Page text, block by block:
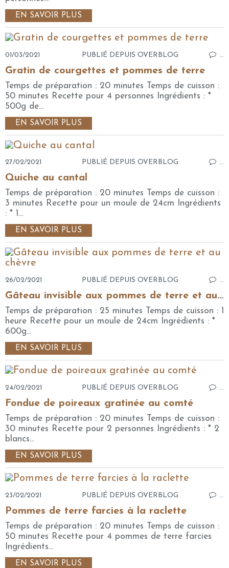
EN SAVOIR PLUS
01/03/2021 PUBLIÉ DEPUIS OVERBLOG …
Gratin de courgettes et pommes de terre
Temps de préparation : 20 minutes Temps de cuisson :
50 minutes Recette pour 4 personnes Ingrédients : *
500g de...
EN SAVOIR PLUS
27/02/2021 PUBLIÉ DEPUIS OVERBLOG …
Quiche au cantal
Temps de préparation : 20 minutes Temps de cuisson :
3 minutes Recette pour un moule de 24cm Ingrédients
: * 1...
EN SAVOIR PLUS
26/02/2021 PUBLIÉ DEPUIS OVERBLOG …
Gâteau invisible aux pommes de terre et au chèvre
Temps de préparation : 25 minutes Temps de cuisson : 1
heure Recette pour un moule de 24cm Ingrédients : *
600g...
EN SAVOIR PLUS
24/02/2021 PUBLIÉ DEPUIS OVERBLOG …
Fondue de poireaux gratinée au comté
Temps de préparation : 20 minutes Temps de cuisson :
30 minutes Recette pour 2 personnes Ingrédients : * 2
blancs...
EN SAVOIR PLUS
23/02/2021 PUBLIÉ DEPUIS OVERBLOG …
Pommes de terre farcies à la raclette
Temps de préparation : 20 minutes Temps de cuisson :
50 minutes Recette pour 4 pommes de terre farcies
Ingrédients...
EN SAVOIR PLUS